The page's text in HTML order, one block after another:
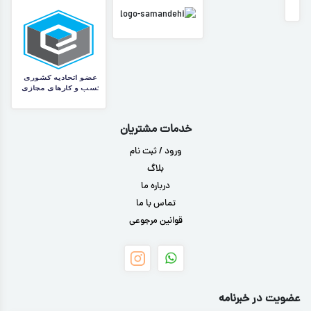
خدمات مشتریان
ورود / ثبت نام
بلاگ
درباره ما
تماس با ما
قوانین مرجوعی
عضویت در خبرنامه